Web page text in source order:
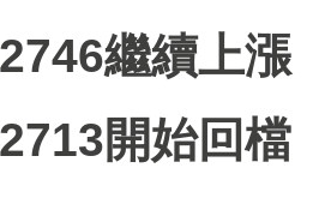
繼續上漲
開始回檔